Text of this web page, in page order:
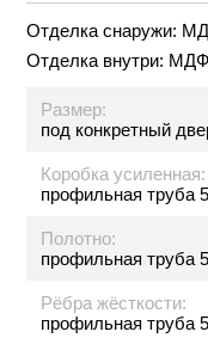
Отделка снаружи:
Отделка внутри:
Размер:
под конкретный
Коробка усиленная:
профильная труба
Полотно:
профильная труба
Рёбра жёсткости:
профильная труба